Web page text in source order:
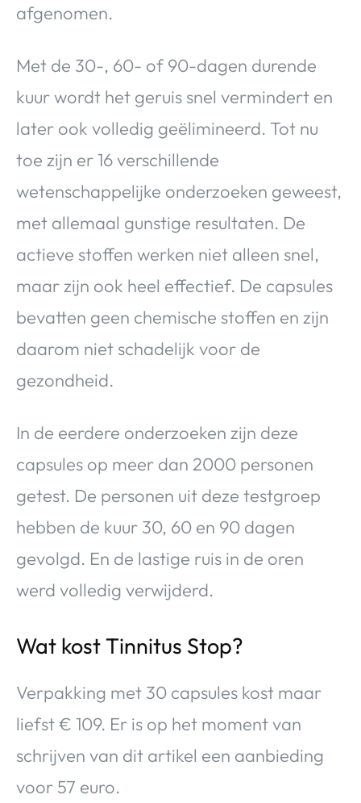
afgenomen.
Met de 30-, 60- of 90-dagen durende
kuur wordt het geruis snel vermindert en
later ook volledig geëlimineerd. Tot nu
toe zijn er 16 verschillende
wetenschappelijke onderzoeken geweest,
met allemaal gunstige resultaten. De
actieve stoffen werken niet alleen snel,
maar zijn ook heel effectief. De capsules
bevatten geen chemische stoffen en zijn
daarom niet schadelijk voor de
gezondheid.
In de eerdere onderzoeken zijn deze
capsules op meer dan 2000 personen
getest. De personen uit deze testgroep
hebben de kuur 30, 60 en 90 dagen
gevolgd. En de lastige ruis in de oren
werd volledig verwijderd.
Wat kost Tinnitus Stop?
Verpakking met 30 capsules kost maar
liefst € 109. Er is op het moment van
schrijven van dit artikel een aanbieding
voor 57 euro.